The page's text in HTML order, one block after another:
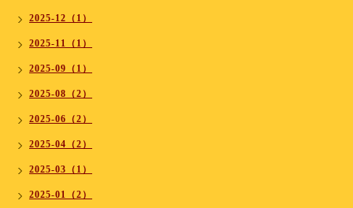
2025-12（1）
2025-11（1）
2025-09（1）
2025-08（2）
2025-06（2）
2025-04（2）
2025-03（1）
2025-01（2）